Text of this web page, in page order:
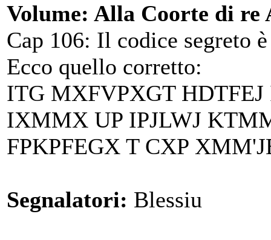
Volume: Alla Coorte di re
Cap 106: Il codice segreto
Ecco quello corretto:
ITG MXFVPXGT
IXMMX UP IPJLWJ
FPKPFEGX T CXP
Segnalatori: Blessiu